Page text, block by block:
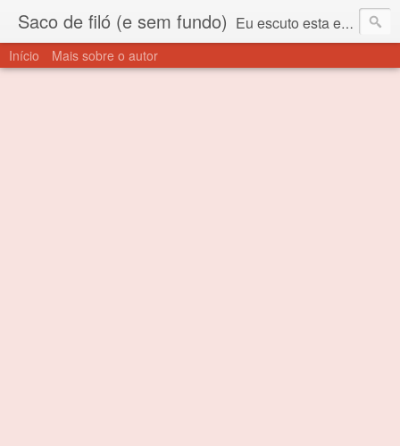
Saco de filó (e sem fundo) Eu escuto esta expressão "saco de filó" desde criança. Para quem não sabe, filó é um tecido todo furadinho e permite que um saco feito com ele, mesmo que muito exposto ao ar soprado para dentro, nunca vai se encher. Aí está o propósito deste nome... Para viver em sociedade tem que ter saco de filó.
Início Mais sobre o autor